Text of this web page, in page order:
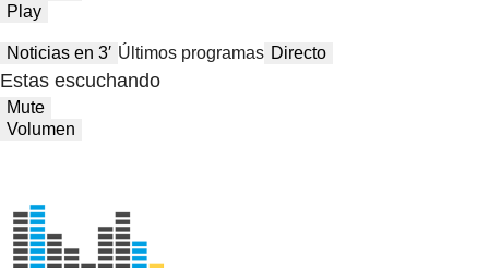
Play
Noticias en 3′ Últimos programas Directo
Estas escuchando
Mute
Volumen